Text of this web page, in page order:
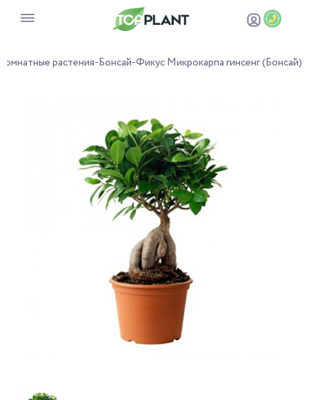
растения-Бонсай-Фикус Микрокарпа гинсенг (Бонсай)